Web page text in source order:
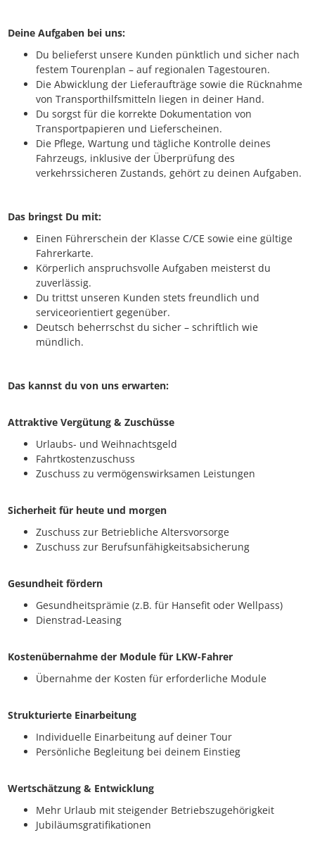
Deine Aufgaben bei uns:
Du belieferst unsere Kunden pünktlich und sicher nach
festem Tourenplan – auf regionalen Tagestouren.
Die Abwicklung der Lieferaufträge sowie die Rücknahme
von Transporthilfsmitteln liegen in deiner Hand.
Du sorgst für die korrekte Dokumentation von
Transportpapieren und Lieferscheinen.
Die Pflege, Wartung und tägliche Kontrolle deines
Fahrzeugs, inklusive der Überprüfung des
verkehrssicheren Zustands, gehört zu deinen Aufgaben.
Das bringst Du mit:
Einen Führerschein der Klasse C/CE sowie eine gültige
Fahrerkarte.
Körperlich anspruchsvolle Aufgaben meisterst du
zuverlässig.
Du trittst unseren Kunden stets freundlich und
serviceorientiert gegenüber.
Deutsch beherrschst du sicher – schriftlich wie
mündlich.
Das kannst du von uns erwarten:
Attraktive Vergütung & Zuschüsse
Urlaubs- und Weihnachtsgeld
Fahrtkostenzuschuss
Zuschuss zu vermögenswirksamen Leistungen
Sicherheit für heute und morgen
Zuschuss zur Betriebliche Altersvorsorge
Zuschuss zur Berufsunfähigkeitsabsicherung
Gesundheit fördern
Gesundheitsprämie (z.B. für Hansefit oder Wellpass)
Dienstrad-Leasing
Kostenübernahme der Module für LKW-Fahrer
Übernahme der Kosten für erforderliche Module
Strukturierte Einarbeitung
Individuelle Einarbeitung auf deiner Tour
Persönliche Begleitung bei deinem Einstieg
Wertschätzung & Entwicklung
Mehr Urlaub mit steigender Betriebszugehörigkeit
Jubiläumsgratifikationen